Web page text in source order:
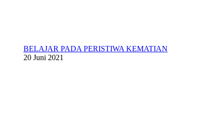
BELAJAR PADA PERISTIWA KEMATIAN
20 Juni 2021